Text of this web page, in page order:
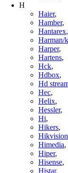
H
Haier,
Hamber,
Hantarex,
Harman/
Harper,
Hartens,
Hck,
Hdbox,
Hd
Hec,
Helix,
Hessler,
Hi,
Hikers,
Hikvision
Himedia,
Hiper,
Hisense,
Histar,